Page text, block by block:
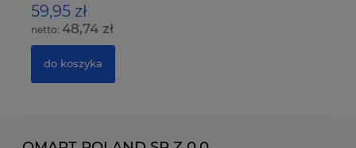
59,95 zł
48,74 zł
do koszyka